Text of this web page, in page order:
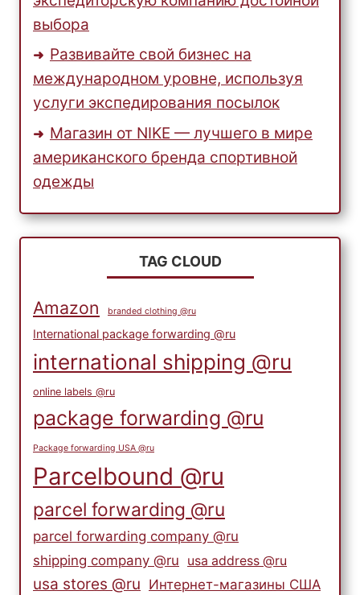
выбора
Развивайте свой бизнес на
международном уровне, используя
услуги экспедирования посылок
Магазин от NIKE — лучшего в мире
американского бренда спортивной
одежды
TAG CLOUD
Amazon branded clothing @ru
International package forwarding @ru
international shipping @ru
online labels @ru
package forwarding @ru
Package forwarding USA @ru
Parcelbound @ru
parcel forwarding @ru
parcel forwarding company @ru
shipping company @ru
usa address @ru
usa stores @ru Интернет-магазины США